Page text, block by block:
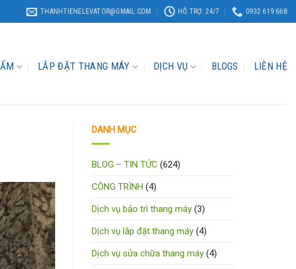
THANHTIENELEVATOR@GMAIL.COM HỖ TRỢ: 24/7 0932 619 668
LẮP ĐẶT THANG MÁY DỊCH VỤ BLOGS LIÊN HỆ
DANH MỤC
BLOG – TIN TỨC (624)
CÔNG TRÌNH (4)
Dịch vụ bảo trì thang máy (3)
Dịch vụ lắp đặt thang máy (4)
Dịch vụ sửa chữa thang máy (4)